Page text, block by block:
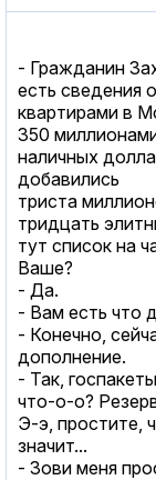
- Гражданин
есть сведения
квартирами в
350
наличных
добавились
триста
тридцать
тут список на
Ваше?
- Да.
- Вам есть что
- Конечно,
дополнение.
- Так,
что-о-о?
Э-э, простите,
значит...
- Зови меня